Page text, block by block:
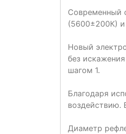
Современный
(5600±200К) и
Новый
без
шагом 1.
Благодаря
воздействию.
Диаметр